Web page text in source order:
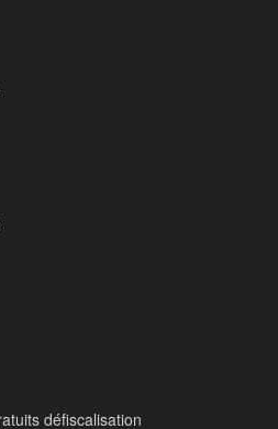
défiscalisation